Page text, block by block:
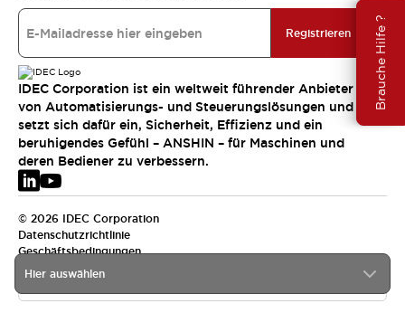
Brauche Hilfe ?
Hier auswählen
Registrieren
IDEC Corporation ist ein weltweit führender Anbieter
von Automatisierungs- und Steuerungslösungen und
setzt sich dafür ein, Sicherheit, Effizienz und ein
beruhigendes Gefühl – ANSHIN – für Maschinen und
deren Bediener zu verbessern.
© 2026 IDEC Corporation
Datenschutzrichtlinie
Geschäftsbedingungen
EMEA